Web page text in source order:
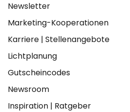
Newsletter
Marketing-Kooperationen
Karriere | Stellenangebote
Lichtplanung
Gutscheincodes
Newsroom
Inspiration | Ratgeber